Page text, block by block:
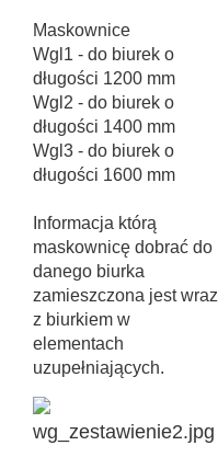
Maskownice
Wgl1 - do biurek o
długości 1200 mm
Wgl2 - do biurek o
długości 1400 mm
Wgl3 - do biurek o
długości 1600 mm
Informacja którą
maskownicę dobrać do
danego biurka
zamieszczona jest wraz
z biurkiem w
elementach
uzupełniających.